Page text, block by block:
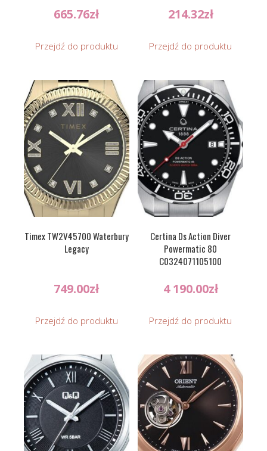
665.76zł
Przejdź do produktu
214.32zł
Przejdź do produktu
Timex TW2V45700 Waterbury
Legacy
749.00zł
Przejdź do produktu
Certina Ds Action Diver
Powermatic 80
C0324071105100
4 190.00zł
Przejdź do produktu